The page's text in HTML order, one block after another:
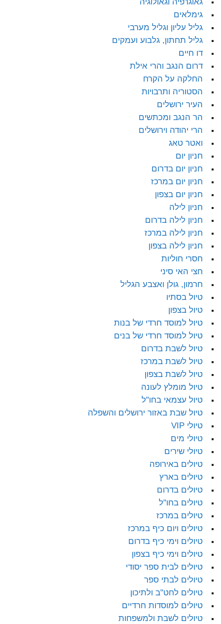
גאוגרפיה וגאולוגיה
גימלאים
גליל עליון וגליל מערבי
גליל תחתון, גלבוע ועמקים
דו חיים
דרום הנגב והרי אילת
החלקה על הקרח
הסטוריה ותרבויות
העיר ירושלים
הר הנגב ומכתשים
הרי יהודה וירושלים
ואטר טאג
חניון יום
חניון יום בדרום
חניון יום במרכז
חניון יום בצפון
חניון לילה
חניון לילה בדרום
חניון לילה במרכז
חניון לילה בצפון
חסרי חוליות
חצי האי סיני
חרמון, גולן ואצבע הגליל
טיול בסתיו
טיול בצפון
טיול למוסד חרדי של בנות
טיול למוסד חרדי של בנים
טיול לשבת בדרום
טיול לשבת במרכז
טיול לשבת בצפון
טיול מומלץ לעונה
טיול עצמאי בחו"ל
טיול שבת באזור ירושלים והשפלה
טיולי VIP
טיולי מים
טיולי שירים
טיולים באירופה
טיולים בארץ
טיולים בדרום
טיולים בחו"ל
טיולים במרכז
טיולים ויום כיף במרכז
טיולים וימי כיף בדרום
טיולים וימי כיף בצפון
טיולים לבית ספר יסודי
טיולים לבתי ספר
טיולים לחט"ב ולתיכון
טיולים למוסדות חרדיים
טיולים לשבת ולמשפחות